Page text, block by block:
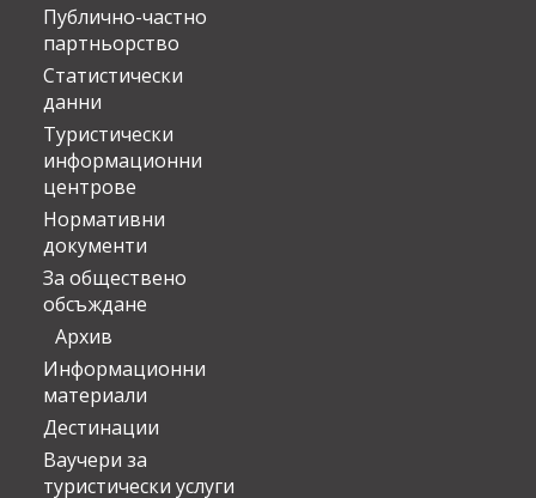
Публично-частно
партньорство
Статистически
данни
Туристически
информационни
центрове
Нормативни
документи
За обществено
обсъждане
Архив
Информационни
материали
Дестинации
Ваучери за
туристически услуги